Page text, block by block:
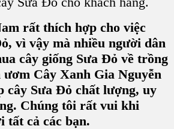
rất thích hợp cho việc
vì vậy mà nhiều người dân
cây giống Sưa Đỏ về trồng
Cây Xanh Gia Nguyễn
cây Sưa Đỏ chất lượng, uy
Chúng tôi rất vui khi
tất cả các bạn.